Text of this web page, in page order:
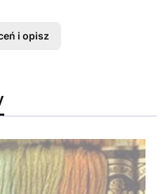
i opisz